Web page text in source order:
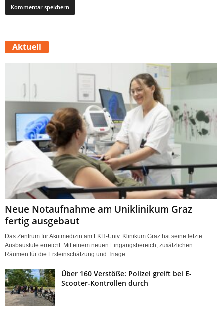
Aktuell
Neue Notaufnahme am Uniklinikum Graz
fertig ausgebaut
Das Zentrum für Akutmedizin am LKH-Univ. Klinikum Graz hat seine letzte
Ausbaustufe erreicht. Mit einem neuen Eingangsbereich, zusätzlichen
Räumen für die Ersteinschätzung und Triage...
Über 160 Verstöße: Polizei greift bei E-
Scooter-Kontrollen durch